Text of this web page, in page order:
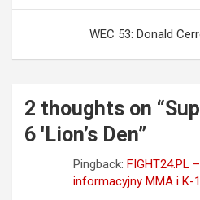
WEC 53: Donald
2 thoughts on “
6 'Lion’s Den”
Pingback: FIGHT24.PL
informacyjny MMA i K-